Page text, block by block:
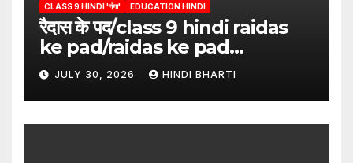
CLASS 9 HINDI 'गंगा' EDUCATION HINDI
रैदास के पद/class 9 hindi raidas
ke pad/raidas ke pad
question answer/raidas ke
pad class 9
JULY 30, 2026 HINDI BHARTI